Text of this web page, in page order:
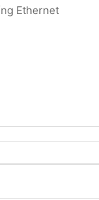
Ethernet